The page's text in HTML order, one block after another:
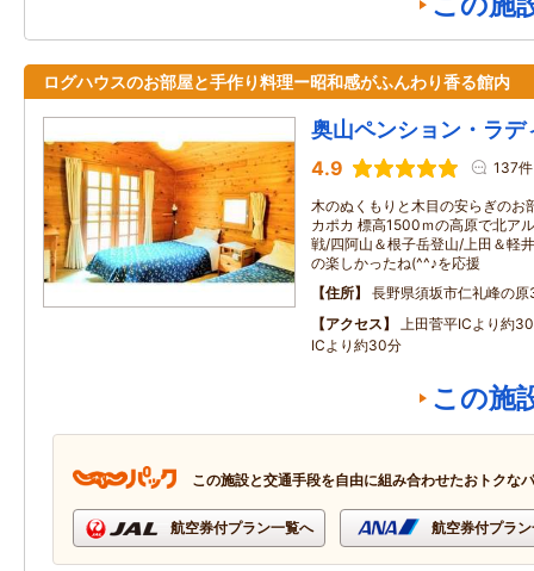
ログハウスのお部屋と手作り料理ー昭和感がふんわり香る館内
奥山ペンション・ラデ
4.9 137件
木のぬくもりと木目の安らぎのお
カポカ 標高1500ｍの高原で北ア
戦/四阿山＆根子岳登山/上田＆軽
の楽しかったね(^^♪を応援
住所
長野県須坂市仁礼峰の
アクセス
上田菅平ICより約
ICより約30分
この施
この施設と交通手段を自由に組み合わせたおトクな
航空券付プラン一覧へ 航空券付プラ